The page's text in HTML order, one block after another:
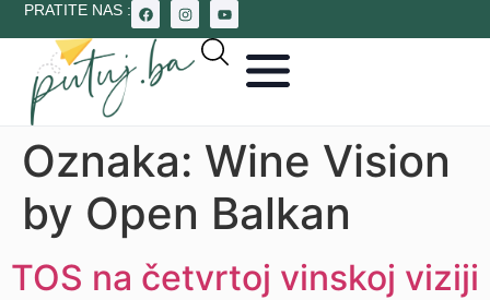
PRATITE NAS :
Oznaka: Wine Vision
by Open Balkan
TOS na četvrtoj vinskoj viziji